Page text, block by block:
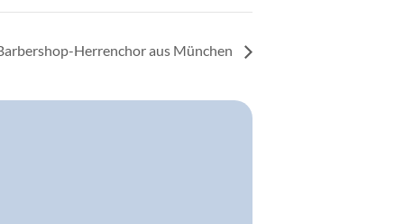
Herrenchor aus München